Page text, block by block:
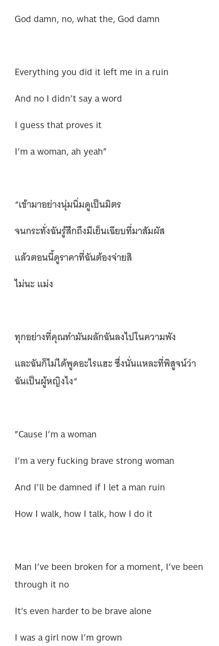
God damn, no, what the, God damn
Everything you did it left me in a ruin
And no I didn’t say a word
I guess that proves it
I’m a woman, ah yeah”
“เข้ามาอย่างนุ่มนิ่มดูเป็นมิตร
จนกระทั่งฉันรู้สึกถึงมีเย็นเฉียบที่มาสัมผัส
แล้วตอนนี้ดูราคาที่ฉันต้องจ่ายสิ
ไม่นะ แม่ง
ทุกอย่างที่คุณทำมันผลักฉันลงไปในความพัง
และฉันก็ไม่ได้พูดอะไรแฮะ ซึ่งนั่นแหละที่พิสูจน์ว่า
ฉันเป็นผู้หญิงไง“
”Cause I’m a woman
I’m a very fucking brave strong woman
And I’ll be damned if I let a man ruin
How I walk, how I talk, how I do it
Man I’ve been broken for a moment, I’ve been
through it no
It’s even harder to be brave alone
I was a girl now I’m grown